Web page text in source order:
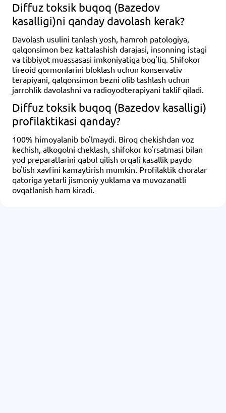
Diffuz toksik buqoq (Bazedov
kasalligi)ni qanday davolash kerak?
Davolash usulini tanlash yosh, hamroh patologiya,
qalqonsimon bez kattalashish darajasi, insonning istagi
va tibbiyot muassasasi imkoniyatiga bog'liq. Shifokor
tireoid gormonlarini bloklash uchun konservativ
terapiyani, qalqonsimon bezni olib tashlash uchun
jarrohlik davolashni va radioyodterapiyani taklif qiladi.
Diffuz toksik buqoq (Bazedov kasalligi)
profilaktikasi qanday?
100% himoyalanib bo'lmaydi. Biroq chekishdan voz
kechish, alkogolni cheklash, shifokor ko'rsatmasi bilan
yod preparatlarini qabul qilish orqali kasallik paydo
bo'lish xavfini kamaytirish mumkin. Profilaktik choralar
qatoriga yetarli jismoniy yuklama va muvozanatli
ovqatlanish ham kiradi.